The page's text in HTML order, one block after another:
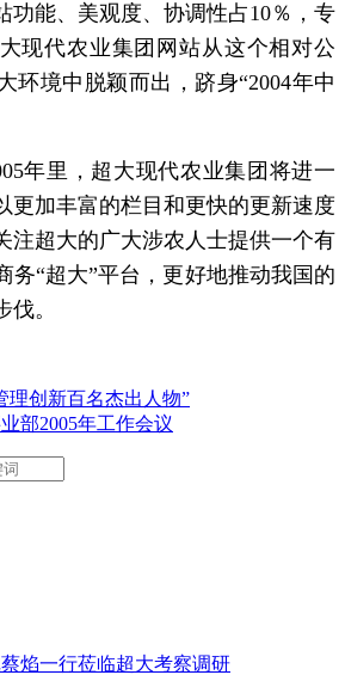
功能、美观度、协调性占10％，专
现代农业集团网站从这个相对公
环境中脱颖而出，跻身“2004年中
年里，超大现代农业集团将进一
更加丰富的栏目和更快的更新速度
注超大的广大涉农人士提供一个有
务“超大”平台，更好地推动我国的
。
理创新百名杰出人物”
部2005年工作会议
焰一行莅临超大考察调研